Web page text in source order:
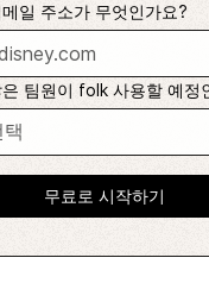
일 주소가 무엇인가요?
팀원이 folk 사용할 예정